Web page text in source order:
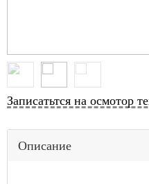
Записатьтся на осмотор
Описание